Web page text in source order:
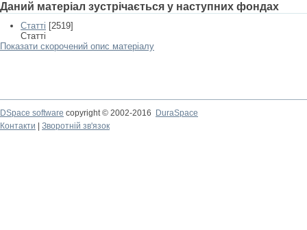
Даний матеріал зустрічається у наступних фондах
Статті [2519]
Статті
Показати скорочений опис матеріалу
DSpace software copyright © 2002-2016
DuraSpace
Контакти
Зворотній зв'язок